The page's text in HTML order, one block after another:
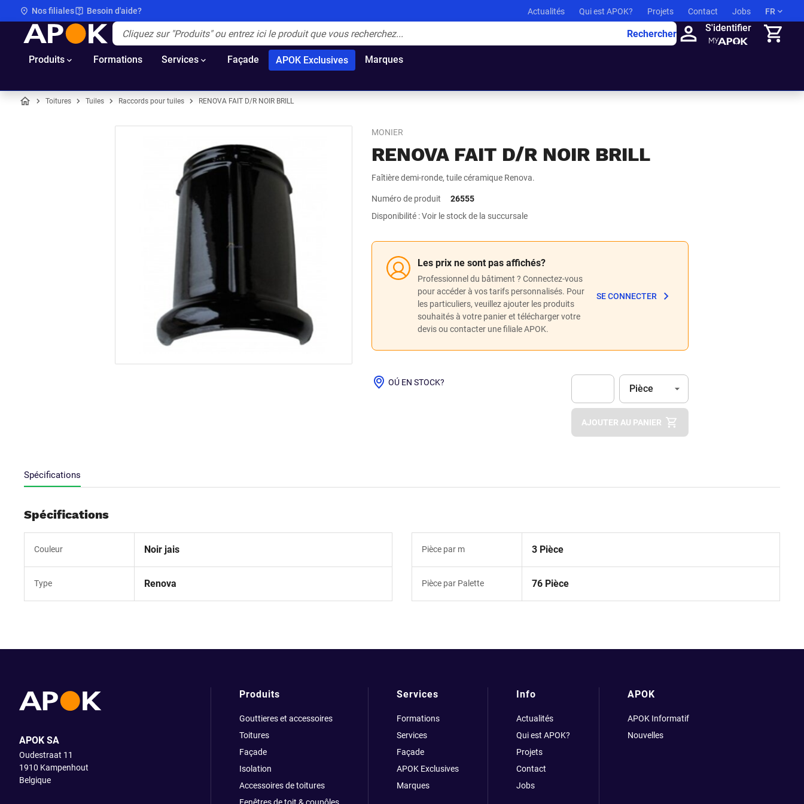
Nos filiales Besoin d'aide? Actualités Qui est APOK? Projets Contact Jobs FR
APOK Rechercher
S'identifier
Produits Formations Services Façade APOK Exclusives Marques
Toitures Tuiles Raccords pour tuiles RENOVA FAIT D/R NOIR BRILL
MONIER
RENOVA FAIT D/R NOIR BRILL
Faîtière demi-ronde, tuile céramique Renova.
Numéro de produit
26555
Disponibilité : Voir le stock de la succursale
Les prix ne sont pas affichés?
Professionnel du bâtiment ? Connectez-vous
pour accéder à vos tarifs personnalisés. Pour
les particuliers, veuillez ajouter les produits
souhaités à votre panier et télécharger votre
devis ou contacter une filiale APOK.
SE CONNECTER
OÚ EN STOCK?
Apok.Product.Detail.AddToCart.Quantity
Unité
Pièce
AJOUTER AU PANIER
Spécifications
Spécifications
Couleur Noir jais
Type Renova
Pièce par m 3 Pièce
Pièce par Palette 76 Pièce
APOK SA
Oudestraat 11
1910 Kampenhout
Belgique
Produits
Gouttieres et accessoires
Toitures
Façade
Isolation
Accessoires de toitures
Services
Formations
Services
Façade
APOK Exclusives
Marques
Info
Actualités
Qui est APOK?
Projets
Contact
Jobs
APOK
APOK Informatif
Nouvelles